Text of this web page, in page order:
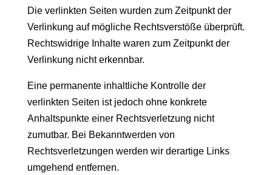
Die verlinkten Seiten wurden zum Zeitpunkt der
Verlinkung auf mögliche Rechtsverstöße überprüft.
Rechtswidrige Inhalte waren zum Zeitpunkt der
Verlinkung nicht erkennbar.
Eine permanente inhaltliche Kontrolle der
verlinkten Seiten ist jedoch ohne konkrete
Anhaltspunkte einer Rechtsverletzung nicht
zumutbar. Bei Bekanntwerden von
Rechtsverletzungen werden wir derartige Links
umgehend entfernen.